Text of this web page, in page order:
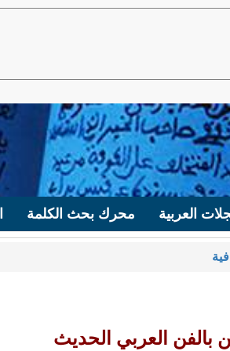
العربية محرك بحث الكلمة
بالفن العربي الحديث